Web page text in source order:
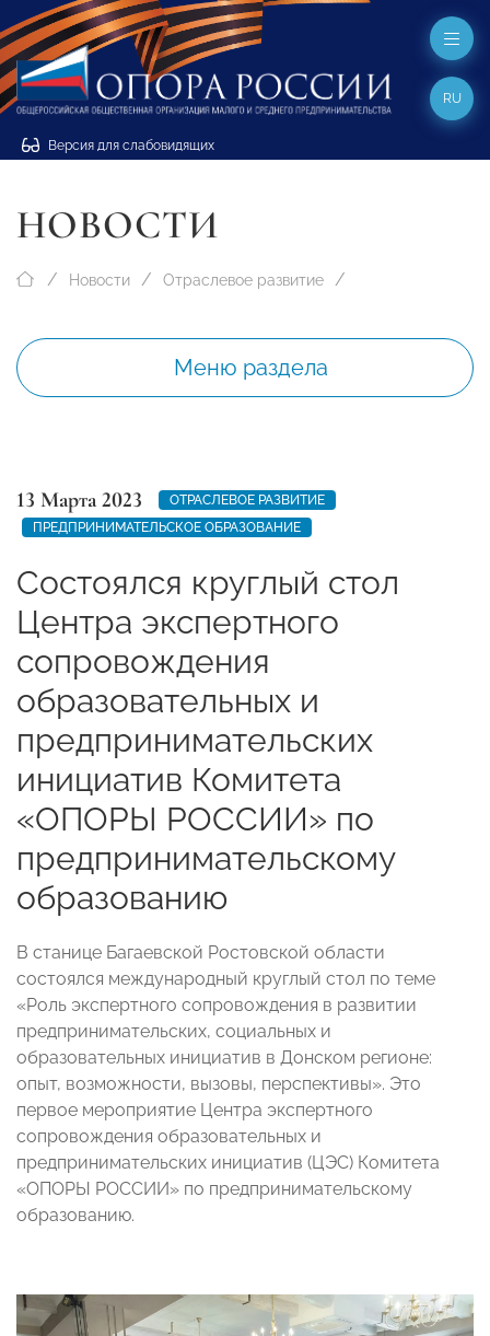
Версия для слабовидящих
RU
НОВОСТИ
Новости Отраслевое развитие
Меню раздела
13 Марта 2023
ОТРАСЛЕВОЕ РАЗВИТИЕ
ПРЕДПРИНИМАТЕЛЬСКОЕ ОБРАЗОВАНИЕ
Состоялся круглый стол
Центра экспертного
сопровождения
образовательных и
предпринимательских
инициатив Комитета
«ОПОРЫ РОССИИ» по
предпринимательскому
образованию
В станице Багаевской Ростовской области
состоялся международный круглый стол по теме
«Роль экспертного сопровождения в развитии
предпринимательских, социальных и
образовательных инициатив в Донском регионе:
опыт, возможности, вызовы, перспективы». Это
первое мероприятие Центра экспертного
сопровождения образовательных и
предпринимательских инициатив (ЦЭС) Комитета
«ОПОРЫ РОССИИ» по предпринимательскому
образованию.